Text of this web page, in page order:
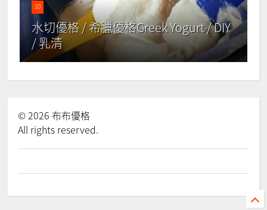
10
水切優格 / 希臘優格Greek Yogurt / DIY
/ 乳清
©2026 布布優格
All rights reserved.